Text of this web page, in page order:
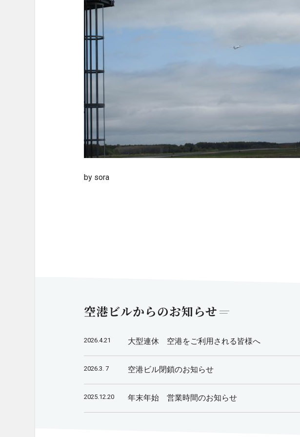
by sora
空港ビルからのお知らせ
2026.4.21 大型連休 空港をご利用される皆様へ
2026.3. 7 空港ビル閉鎖のお知らせ
2025.12.20 年末年始 営業時間のお知らせ